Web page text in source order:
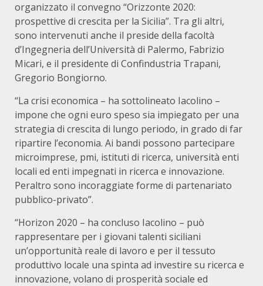
organizzato il convegno “Orizzonte 2020:
prospettive di crescita per la Sicilia”. Tra gli altri,
sono intervenuti anche il preside della facoltà
d’Ingegneria dell’Università di Palermo, Fabrizio
Micari, e il presidente di Confindustria Trapani,
Gregorio Bongiorno.
“La crisi economica – ha sottolineato Iacolino –
impone che ogni euro speso sia impiegato per una
strategia di crescita di lungo periodo, in grado di far
ripartire l’economia. Ai bandi possono partecipare
microimprese, pmi, istituti di ricerca, università enti
locali ed enti impegnati in ricerca e innovazione.
Peraltro sono incoraggiate forme di partenariato
pubblico-privato”.
“Horizon 2020 – ha concluso Iacolino – può
rappresentare per i giovani talenti siciliani
un’opportunità reale di lavoro e per il tessuto
produttivo locale una spinta ad investire su ricerca e
innovazione, volano di prosperità sociale ed